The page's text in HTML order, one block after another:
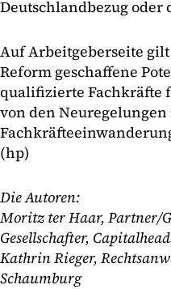
Deutschlandbezug oder
Auf Arbeitgeberseite gilt
Reform geschaffene
qualifizierte Fachkräfte
von den
(hp)
Die Autoren:
Moritz ter Haar, Partner/
Gesellschafter,
Kathrin Rieger,
Schaumburg